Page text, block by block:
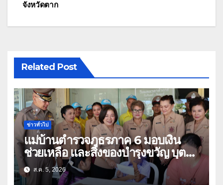
จังหวัดตาก
Related Post
ข่าวทั่วไป
แม่บ้านตำรวจภูธรภาค 6 มอบเงิน
ช่วยเหลือ และสิ่งของบำรุงขวัญ บุตร-
ธิดา ข้าราชการตำรวจจังหวัด
อุทัยธานี
ส.ค. 5, 2026